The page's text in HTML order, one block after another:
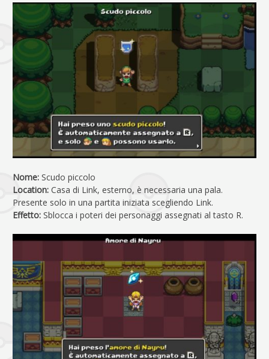
Nome: Scudo piccolo
Location: Casa di Link, esterno, è necessaria una pala.
Presente solo in una partita iniziata scegliendo Link.
Effetto: Sblocca i poteri dei personaggi assegnati al tasto R.